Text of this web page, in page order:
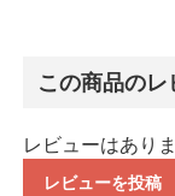
この商品のレ
レビューはありま
レビューを投稿